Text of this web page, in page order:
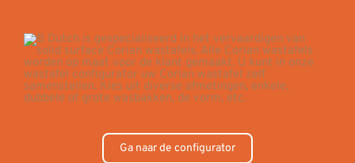
Ga naar de configurator